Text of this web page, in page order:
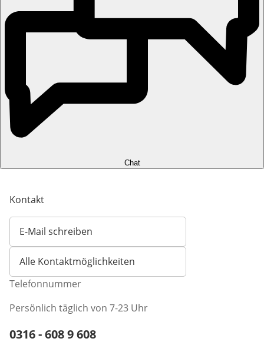
Chat
Kontakt
E-Mail schreiben
Öffnet E-Mail-Client
Alle Kontaktmöglichkeiten
Telefonnummer
Persönlich täglich von 7-23 Uhr
Telefonnummer:
0316 - 608 9 608